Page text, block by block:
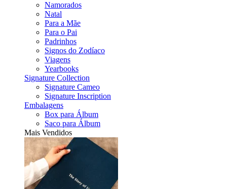
Namorados
Natal
Para a Mãe
Para o Pai
Padrinhos
Signos do Zodíaco
Viagens
Yearbooks
Signature Collection
Signature Cameo
Signature Inscription
Embalagens
Box para Álbum
Saco para Álbum
Mais Vendidos